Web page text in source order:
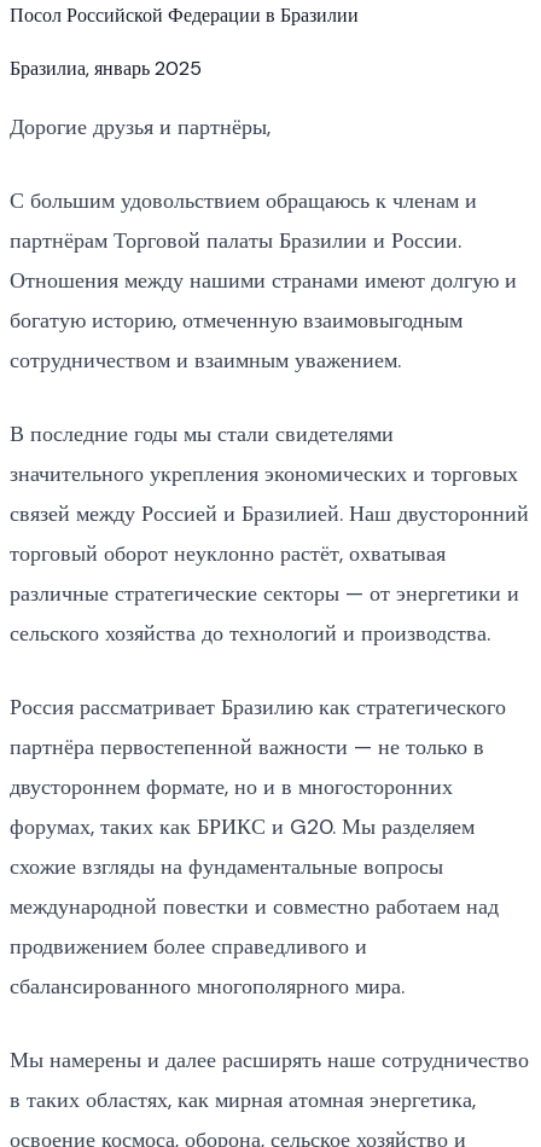
Посол Российской Федерации в Бразилии
Бразилиа, январь 2025
Дорогие друзья и партнёры,
С большим удовольствием обращаюсь к членам и
партнёрам Торговой палаты Бразилии и России.
Отношения между нашими странами имеют долгую и
богатую историю, отмеченную взаимовыгодным
сотрудничеством и взаимным уважением.
В последние годы мы стали свидетелями
значительного укрепления экономических и торговых
связей между Россией и Бразилией. Наш двусторонний
торговый оборот неуклонно растёт, охватывая
различные стратегические секторы — от энергетики и
сельского хозяйства до технологий и производства.
Россия рассматривает Бразилию как стратегического
партнёра первостепенной важности — не только в
двустороннем формате, но и в многосторонних
форумах, таких как БРИКС и G20. Мы разделяем
схожие взгляды на фундаментальные вопросы
международной повестки и совместно работаем над
продвижением более справедливого и
сбалансированного многополярного мира.
Мы намерены и далее расширять наше сотрудничество
в таких областях, как мирная атомная энергетика,
освоение космоса, оборона, сельское хозяйство и